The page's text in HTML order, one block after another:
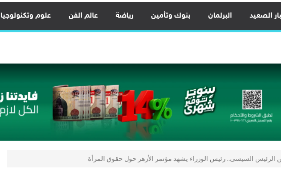
الصعيد البرلمان بنوك وتأمين رياضة عالم الفن علوم وتكنولوجيا
في فعالية “اليوم العالمي للشباب” ويقدم العديد من العروض المجانية دعمًا للشمول
الإسلامي – مصر يطلق عرضًا مميزًا على تمويل السيارات.. استلام فوري وكاش باك
أقوى 100 رئيس تنفيذي في الشرق الأوسط لعام 2026
يتابع خطة تطوير جهاز تنمية المشروعات لتعزيز ريادة الأعمال وزيادة الصادرات
الرئيس السيسى.. رئيس الوزراء يشهد مؤتمر الأزهر حول حقوق المرأة